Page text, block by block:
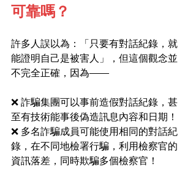
可靠嗎？
許多人誤以為：「只要有對話紀錄，就
能證明自己是被害人」，但這個觀念並
不完全正確，因為——
❌ 詐騙集團可以事前造假對話紀錄，甚
至有技術能事後偽造訊息內容和日期！
❌ 多名詐騙成員可能使用相同的對話紀
錄，在不同地檢署行騙，利用檢察官的
資訊落差，同時欺騙多個檢察官！